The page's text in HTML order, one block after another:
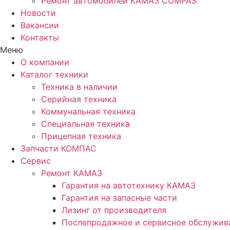
Новости
Вакансии
Контакты
Меню
О компании
Каталог техники
Техника в наличии
Серийная техника
Коммунальная техника
Специальная техника
Прицепная техника
Запчасти КОМПАС
Сервис
Ремонт КАМАЗ
Гарантия на автотехнику КАМАЗ
Гарантия на запасные части
Лизинг от производителя
Послепродажное и сервисное